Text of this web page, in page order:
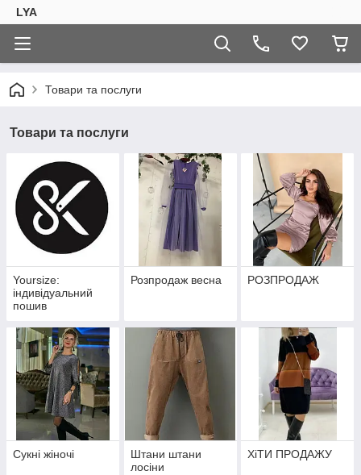
LYA
Товари та послуги
Товари та послуги
Yoursize:
індивідуальний
пошив
Розпродаж весна РОЗПРОДАЖ
Сукні жіночі
Штани штани
лосіни
ХіТИ ПРОДАЖУ